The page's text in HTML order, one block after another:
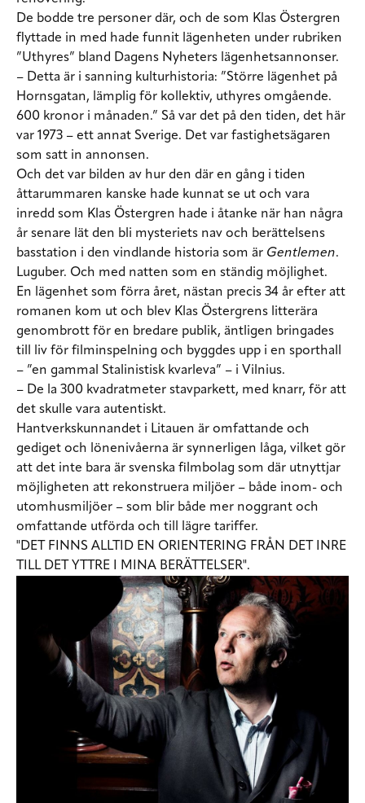
De bodde tre personer där, och de som Klas Östergren
flyttade in med hade funnit lägenheten under rubriken
”Uthyres” bland Dagens Nyheters lägenhetsannonser.
– Detta är i sanning kulturhistoria: ”Större lägenhet på
Hornsgatan, lämplig för kollektiv, uthyres omgående.
600 kronor i månaden.” Så var det på den tiden, det här
var 1973 – ett annat Sverige. Det var fastighetsägaren
som satt in annonsen.
Och det var bilden av hur den där en gång i tiden
åttarummaren kanske hade kunnat se ut och vara
inredd som Klas Östergren hade i åtanke när han några
år senare lät den bli mysteriets nav och berättelsens
basstation i den vindlande historia som är Gentlemen.
Luguber. Och med natten som en ständig möjlighet.
En lägenhet som förra året, nästan precis 34 år efter att
romanen kom ut och blev Klas Östergrens litterära
genombrott för en bredare publik, äntligen bringades
till liv för filminspelning och byggdes upp i en sporthall
– ”en gammal Stalinistisk kvarleva” – i Vilnius.
– De la 300 kvadratmeter stavparkett, med knarr, för att
det skulle vara autentiskt.
Hantverkskunnandet i Litauen är omfattande och
gediget och lönenivåerna är synnerligen låga, vilket gör
att det inte bara är svenska filmbolag som där utnyttjar
möjligheten att rekonstruera miljöer – både inom- och
utomhusmiljöer – som blir både mer noggrant och
omfattande utförda och till lägre tariffer.
"DET FINNS ALLTID EN ORIENTERING FRÅN DET INRE
TILL DET YTTRE I MINA BERÄTTELSER".